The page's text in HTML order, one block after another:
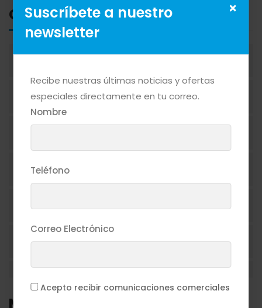
Categorias
ADEREZOS
AZÚCAR
BEBIDAS NO ALCOHÓLICAS
Marcas
×
Suscríbete a nuestro
newsletter
Recibe nuestras últimas noticias y ofertas
especiales directamente en tu correo.
Nombre
Teléfono
Correo Electrónico
Acepto recibir comunicaciones comerciales